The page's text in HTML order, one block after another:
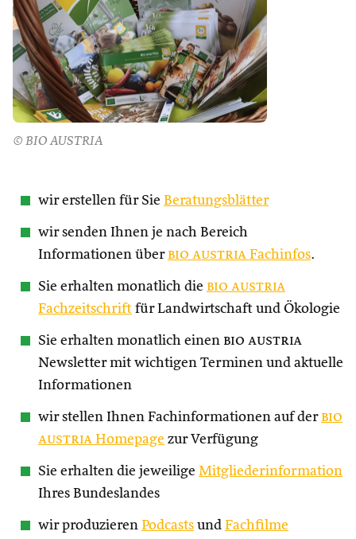
© BIO AUSTRIA
wir erstellen für Sie Beratungsblätter
wir senden Ihnen je nach Bereich
Informationen über bio austria Fachinfos.
Sie erhalten monatlich die bio austria
Fachzeitschrift für Landwirtschaft und Ökologie
Sie erhalten monatlich einen bio austria
Newsletter mit wichtigen Terminen und aktuelle
Informationen
wir stellen Ihnen Fachinformationen auf der bio
austria Homepage zur Verfügung
Sie erhalten die jeweilige Mitgliederinformation
Ihres Bundeslandes
wir produzieren Podcasts und Fachfilme